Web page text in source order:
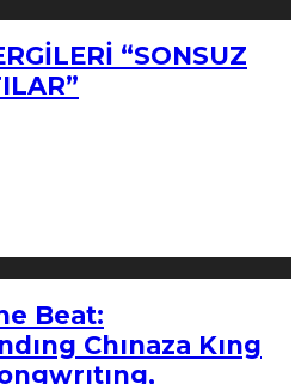
“SONSUZ
Beat:
Chınaza Kıng